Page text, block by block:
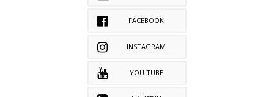
FACEBOOK
INSTAGRAM
YOU TUBE